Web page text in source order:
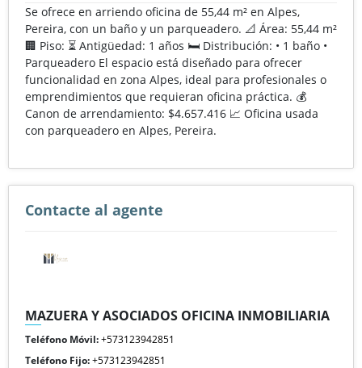
Se ofrece en arriendo oficina de 55,44 m² en Alpes,
Pereira, con un baño y un parqueadero. 📐 Área: 55,44 m²
🏢 Piso: ⏳ Antigüedad: 1 años 🛏️ Distribución: • 1 baño •
Parqueadero El espacio está diseñado para ofrecer
funcionalidad en zona Alpes, ideal para profesionales o
emprendimientos que requieran oficina práctica. 💰
Canon de arrendamiento: $4.657.416 📈 Oficina usada
con parqueadero en Alpes, Pereira.
Contacte al agente
MAZUERA Y ASOCIADOS OFICINA INMOBILIARIA
Teléfono Móvil:+573123942851
Teléfono Fijo:+573123942851